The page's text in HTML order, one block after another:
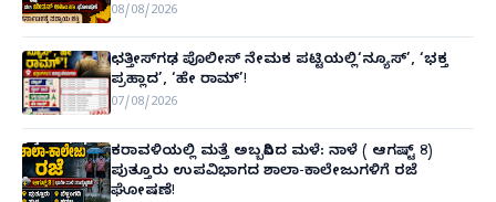
08/08/2026
ಛತ್ತೀಸ್‌ಗಢ ಪೊಲೀಸ್ ನೇಮಕ ಪಟ್ಟಿಯಲ್ಲಿ‘ನ್ಯೂಸ್’, ‘ಭಕ್ತ
ಪ್ರಹ್ಲಾದ’, ‘ಹೇ ರಾಮ್’!
07/08/2026
ಕರಾವಳಿಯಲ್ಲಿ ಮತ್ತೆ ಅಬ್ಬರಿಸಿದ ಮಳೆ: ನಾಳೆ ( ಆಗಷ್ಟ್ 8)
ಪುತ್ತೂರು ಉಪವಿಭಾಗದ ಶಾಲಾ-ಕಾಲೇಜುಗಳಿಗೆ ರಜೆ
ಘೋಷಣೆ!